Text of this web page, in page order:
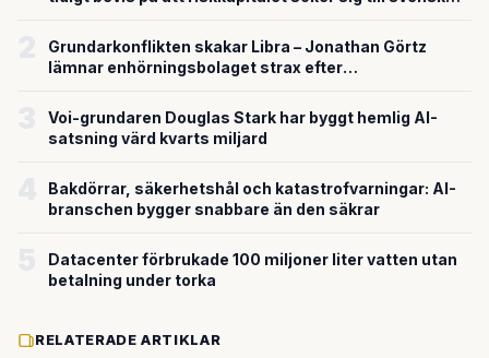
Grundarkonflikten skakar Libra – Jonathan Görtz
lämnar enhörningsbolaget strax efter
Voi-grundaren Douglas Stark har byggt hemlig AI-
satsning värd kvarts miljard
Bakdörrar, säkerhetshål och katastrofvarningar: AI-
branschen bygger snabbare än den säkrar
Datacenter förbrukade 100 miljoner liter vatten utan
betalning under torka
RELATERADE ARTIKLAR